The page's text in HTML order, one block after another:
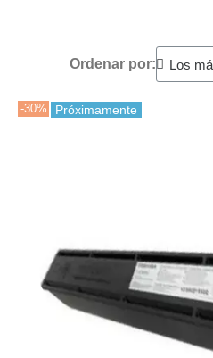
Ordenar por:
-30% Próximamente